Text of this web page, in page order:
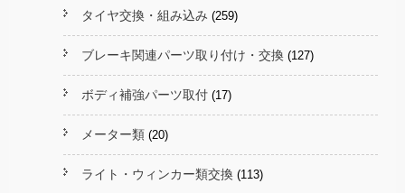
タイヤ交換・組み込み (259)
ブレーキ関連パーツ取り付け・交換 (127)
ボディ補強パーツ取付 (17)
メーター類 (20)
ライト・ウィンカー類交換 (113)